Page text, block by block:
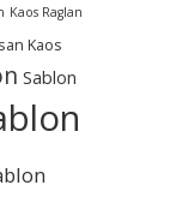
Kaos Raglan
Kaos
Sablon